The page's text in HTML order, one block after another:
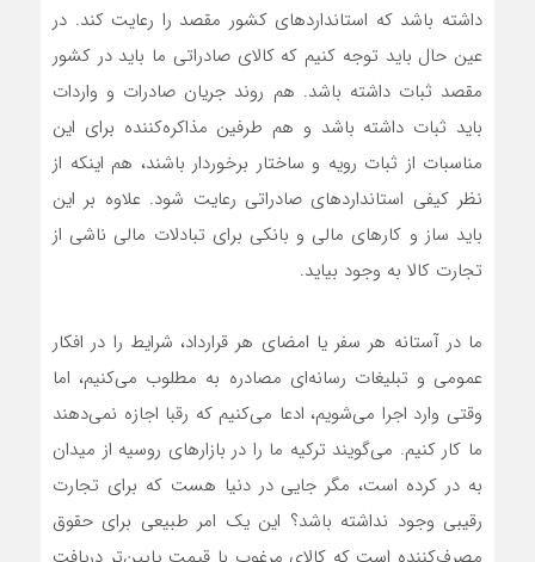
داشته ‌باشد که استانداردهای کشور مقصد را رعایت کند. در
عین حال باید توجه کنیم که کالای صادراتی ما باید در کشور
مقصد ثبات داشته ‌باشد. هم روند جریان صادرات و واردات
باید ثبات داشته ‌باشد و هم طرفین مذاکره‌کننده برای این
مناسبات از ثبات رویه و ساختار برخوردار باشند، هم اینکه از
نظر کیفی استانداردهای صادراتی رعایت شود. علاوه بر این
باید ساز و کارهای مالی و بانکی برای تبادلات مالی ناشی از
تجارت کالا به وجود بیاید.
ما در آستانه هر سفر یا امضای هر قرارداد، شرایط را در افکار
عمومی و تبلیغات رسانه‌ای مصادره به مطلوب می‌کنیم، اما
وقتی وارد اجرا می‌شویم، ادعا می‌کنیم که رقبا اجازه نمی‌دهند
ما کار کنیم. می‌گویند ترکیه ما را در بازارهای روسیه از میدان
به در کرده است، مگر جایی در دنیا هست که برای تجارت
رقیبی وجود نداشته‌ باشد؟ این یک امر طبیعی برای حقوق